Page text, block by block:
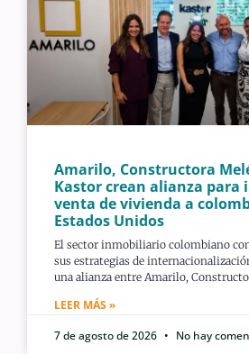
Amarilo, Constructora
Kastor crean alianza para
venta de vivienda a
Estados Unidos
El sector inmobiliario colombiano
sus estrategias de
una alianza entre Amarilo,
LEER MÁS »
7 de agosto de 2026
No hay